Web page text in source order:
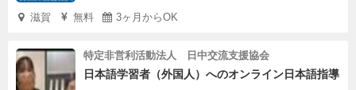
滋賀 無料 3ヶ月からOK
特定非営利活動法人 日中交流支援協会
日本語学習者（外国人）へのオンライン日本語指導